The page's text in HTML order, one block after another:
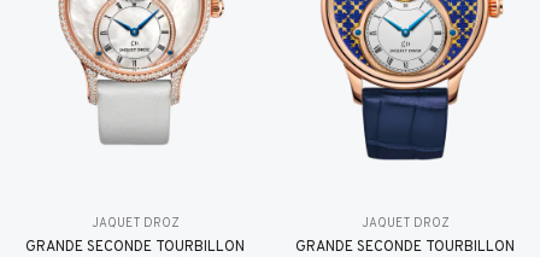
JAQUET DROZ
GRANDE SECONDE TOURBILLON
JAQUET DROZ
GRANDE SECONDE TOURBILLON